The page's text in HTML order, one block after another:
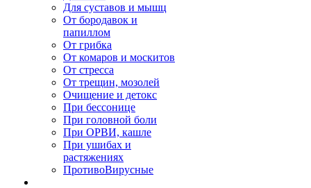
Для суставов и мышц
От бородавок и
папиллом
От грибка
От комаров и москитов
От стресса
От трещин, мозолей
Очищение и детокс
При бессонице
При головной боли
При ОРВИ, кашле
При ушибах и
растяжениях
ПротивоВирусные